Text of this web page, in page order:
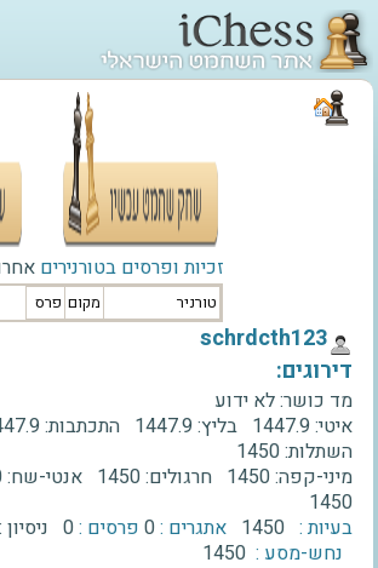
זכיות ופרסים בטורנירים
טורניר מקום פרס
‫schrdcth123‬
דירוגים:
מד כושר:לא ידוע
איטי:1447.9 בליץ:1447.9 התכתבות:
השתלות:1450
מיני-קפה:1450 חרגולים:1450 אנטי-שח:
1450
בעיות : 1450 אתגרים :0 פרסים :0 ניסיון :
נחש-מסע : 1450